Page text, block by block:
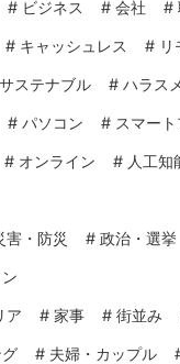
# ビジネス # 会社 #
# キャッシュレス #
ステナブル # ハラス
# パソコン # スマー
# オンライン # 人工知
害・防災 # 政治・選挙
ア # 家事 # 街並み
# 夫婦・カップル